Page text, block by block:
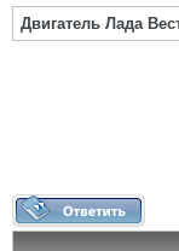
Двигатель Лада